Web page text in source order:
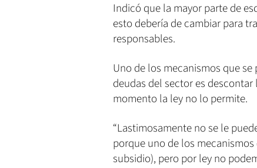
Indicó que la mayor parte de
esto debería de cambiar para
responsables.
Uno de los mecanismos que
deudas del sector es
momento la ley no lo permite.
“Lastimosamente no se le
porque uno de los
subsidio), pero por ley no